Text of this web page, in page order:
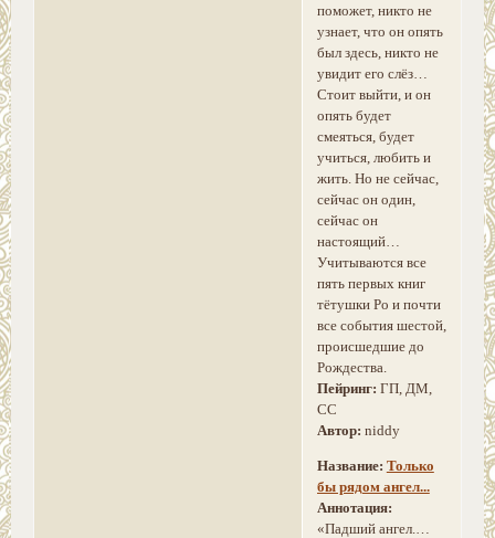
поможет, никто не
узнает, что он опять
был здесь, никто не
увидит его слёз…
Стоит выйти, и он
опять будет
смеяться, будет
учиться, любить и
жить. Но не сейчас,
сейчас он один,
сейчас он
настоящий…
Учитываются все
пять первых книг
тётушки Ро и почти
все события шестой,
происшедшие до
Рождества.
Пейринг: ГП, ДМ,
СС
Автор: niddy
Название: Только
бы рядом ангел...
Аннотация:
«Падший ангел.…